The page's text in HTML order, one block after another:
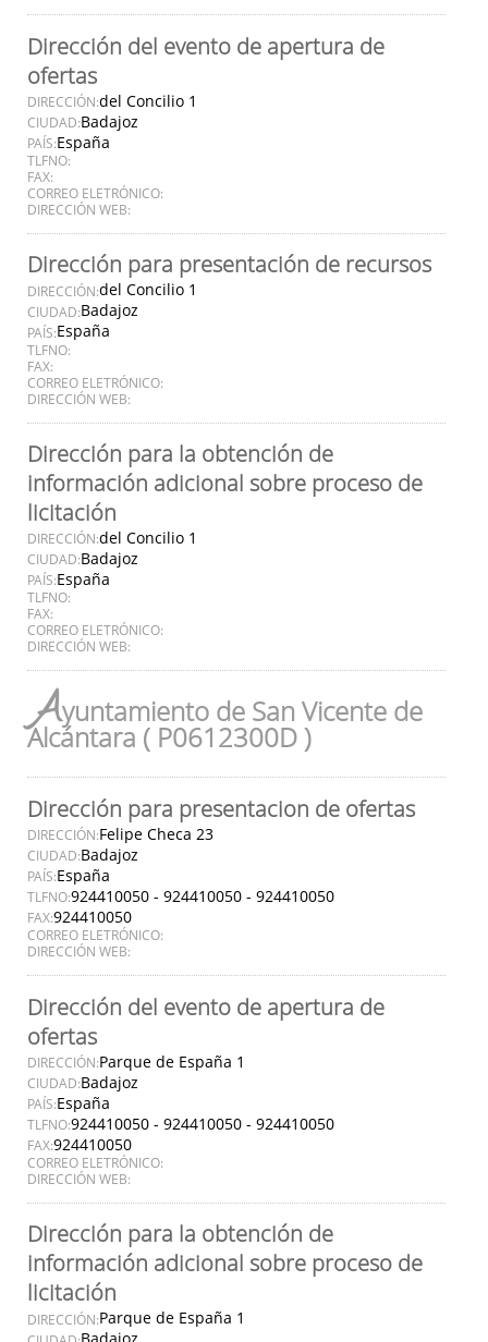
Dirección del evento de apertura de
ofertas
DIRECCIÓN:del Concilio 1
CIUDAD:Badajoz
PAÍS:España
TLFNO:
FAX:
CORREO ELETRÓNICO:
DIRECCIÓN WEB:
Dirección para presentación de recursos
DIRECCIÓN:del Concilio 1
CIUDAD:Badajoz
PAÍS:España
TLFNO:
FAX:
CORREO ELETRÓNICO:
DIRECCIÓN WEB:
Dirección para la obtención de
información adicional sobre proceso de
licitación
DIRECCIÓN:del Concilio 1
CIUDAD:Badajoz
PAÍS:España
TLFNO:
FAX:
CORREO ELETRÓNICO:
DIRECCIÓN WEB:
Ayuntamiento de San Vicente de
Alcántara ( P0612300D )
Dirección para presentacion de ofertas
DIRECCIÓN:Felipe Checa 23
CIUDAD:Badajoz
PAÍS:España
TLFNO:924410050 - 924410050 - 924410050
FAX:924410050
CORREO ELETRÓNICO:
DIRECCIÓN WEB:
Dirección del evento de apertura de
ofertas
DIRECCIÓN:Parque de España 1
CIUDAD:Badajoz
PAÍS:España
TLFNO:924410050 - 924410050 - 924410050
FAX:924410050
CORREO ELETRÓNICO:
DIRECCIÓN WEB:
Dirección para la obtención de
información adicional sobre proceso de
licitación
DIRECCIÓN:Parque de España 1